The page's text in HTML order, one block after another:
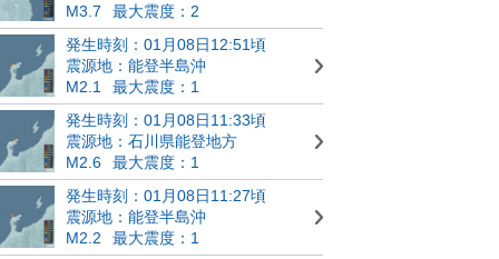
M3.7
最大震度：2
発生時刻：01月08日12:51頃
震源地：能登半島沖
M2.1
最大震度：1
発生時刻：01月08日11:33頃
震源地：石川県能登地方
M2.6
最大震度：1
発生時刻：01月08日11:27頃
震源地：能登半島沖
M2.2
最大震度：1